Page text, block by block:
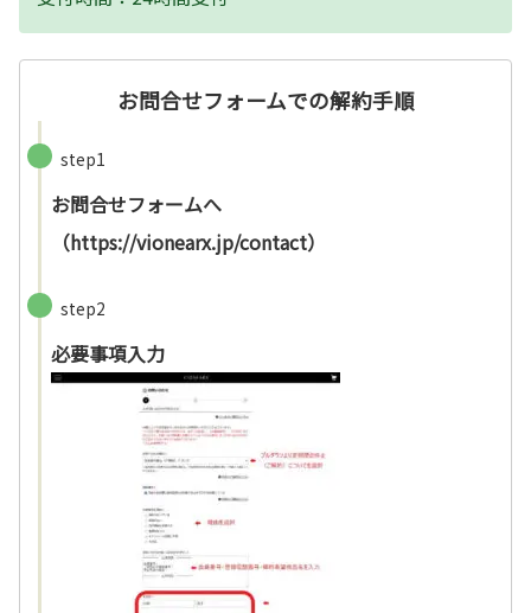
お問合せフォームでの解約手順
step1
お問合せフォームへ
（https://vionearx.jp/contact）
step2
必要事項入力